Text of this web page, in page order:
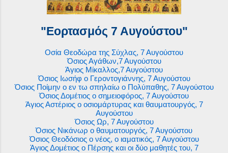
"Εορτασμός 7 Αυγούστου"
Οσία Θεοδώρα της Σύχλας, 7 Αυγούστου
Όσιος Αγάθων,7 Αυγούστου
Άγιος Μίκαλλος,7 Αυγούστου
Όσιος Ιωσήφ ο Γεροντογιάννης, 7 Αυγούστου
Όσιος Ποίμην ο εν τω σπηλαίω ο Πολύπαθης, 7 Αυγούστου
Όσιος Δομέτιος ο σημειοφόρος, 7 Αυγούστου
Άγιος Αστέριος ο οσιομάρτυρας και θαυματουργός, 7
Αυγούστου
Όσιος Ωρ, 7 Αυγούστου
Όσιος Νικάνωρ ο θαυματουργός, 7 Αυγούστου
Όσιος Θεοδόσιος ο νέος, ο ιαματικός, 7 Αυγούστου
Άγιος Δομέτιος ο Πέρσης και οι δύο μαθητές του, 7